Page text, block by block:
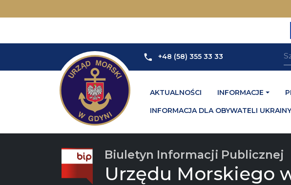
+48 (58) 355 33 33
AKTUALNOŚCI INFORMACJE
INFORMACJA DLA OBYWATELI UKRAINY
Biuletyn Informacji Publicznej
Urzędu Morskiego